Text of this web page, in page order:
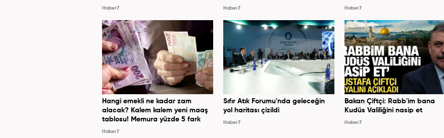
Haber7 Haber7 Haber7
Hangi emekli ne kadar zam
alacak? Kalem kalem yeni maaş
tablosu! Memura yüzde 5 fark
Haber7
Sıfır Atık Forumu'nda geleceğin
yol haritası çizildi
Haber7
Bakan Çiftçi: Rabb'im bana
Kudüs Valiliğini nasip et
Haber7